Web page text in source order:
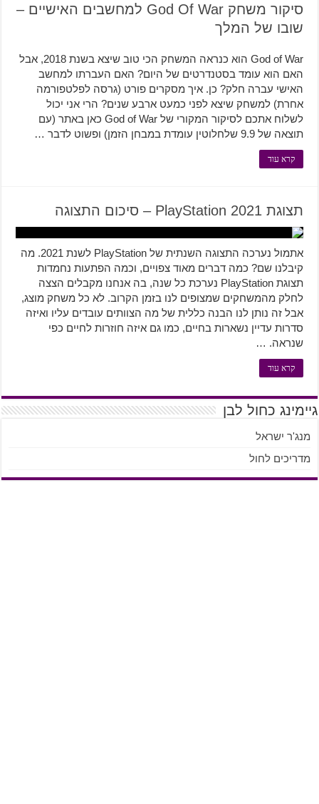
סיקור משחק God Of War למחשבים האישיים –
שובו של המלך
God of War הוא כנראה המשחק הכי טוב שיצא בשנת 2018, אבל
האם הוא עומד בסטנדרטים של היום? האם העברתו למחשב
האישי עברה חלק? כן. איך מסקרים פורט (גרסה לפלטפורמה
אחרת) למשחק שיצא לפני כמעט ארבע שנים? הרי אני יכול
לשלוח אתכם לסיקור המקורי של God of War כאן באתר (עם
תוצאה של 9.9 שלחלוטין עומדת במבחן הזמן) ופשוט לדבר …
קרא עוד
תצוגת PlayStation 2021 – סיכום התצוגה
אתמול נערכה התצוגה השנתית של PlayStation לשנת 2021. מה
קיבלנו שם? כמה דברים מאוד צפויים, וכמה הפתעות נחמדות
תצוגת PlayStation נערכת כל שנה, בה אנחנו מקבלים הצצה
לחלק מהמשחקים שמצופים לנו בזמן הקרוב. לא כל משחק מוצג,
אבל זה נותן לנו הבנה כללית של מה הצוותים עובדים עליו ואיזה
סדרות עדיין נשארות בחיים, כמו גם איזה חוזרות לחיים כפי
שנראה. …
קרא עוד
גיימינג כחול לבן
מנג'ר ישראל
מדריכים לחול